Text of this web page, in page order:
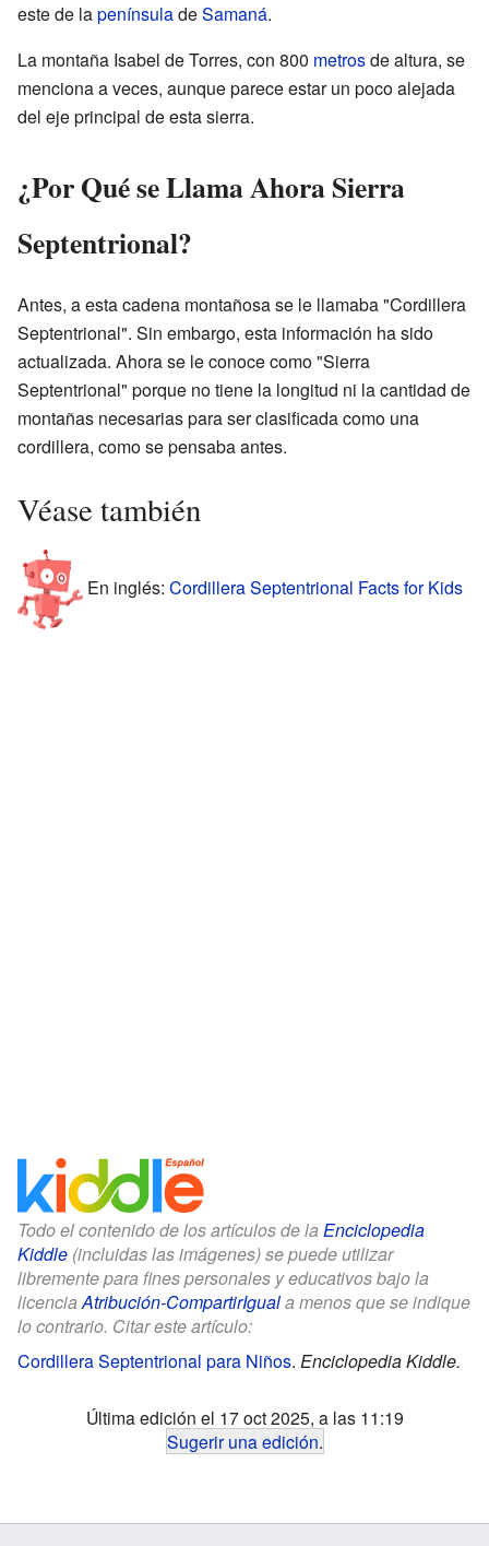
este de lapenínsuladeSamaná.
La montaña Isabel de Torres, con 800 metrosde altura, se
menciona a veces, aunque parece estar un poco alejada
del eje principal de esta sierra.
¿Por Qué se Llama Ahora Sierra
Septentrional?
Antes, a esta cadena montañosa se le llamaba "Cordillera
Septentrional". Sin embargo, esta información ha sido
actualizada. Ahora se le conoce como "Sierra
Septentrional" porque no tiene la longitud ni la cantidad de
montañas necesarias para ser clasificada como una
cordillera, como se pensaba antes.
Véase también
En inglés: Cordillera Septentrional Facts for Kids
Todo el contenido de los artículos de la Enciclopedia
Kiddle (incluidas las imágenes) se puede utilizar
libremente para fines personales y educativos bajo la
licenciaAtribución-CompartirIguala menos que se indique
lo contrario. Citar este artículo:
Cordillera Septentrional para Niños. Enciclopedia Kiddle.
Última edición el 17 oct 2025, a las 11:19
Sugerir una edición.